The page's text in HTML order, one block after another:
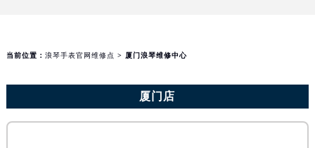
当前位置： 浪琴手表官网维修点 > 厦门浪琴维修中心
厦门店